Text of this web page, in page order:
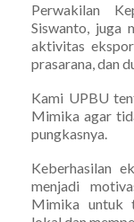
Perwakilan
Siswanto, juga
aktivitas
prasarana, dan
Kami UPBU
Mimika agar
pungkasnya.
Keberhasilan
menjadi
Mimika untuk